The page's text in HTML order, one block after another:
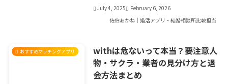
July 4, 2025
February 6, 2026
佐伯あかね｜婚活アプリ・結婚相談所比較担当
おすすめマッチングアプリ
withは危ないって本当？要注意人
物・サクラ・業者の見分け方と退
会方法まとめ